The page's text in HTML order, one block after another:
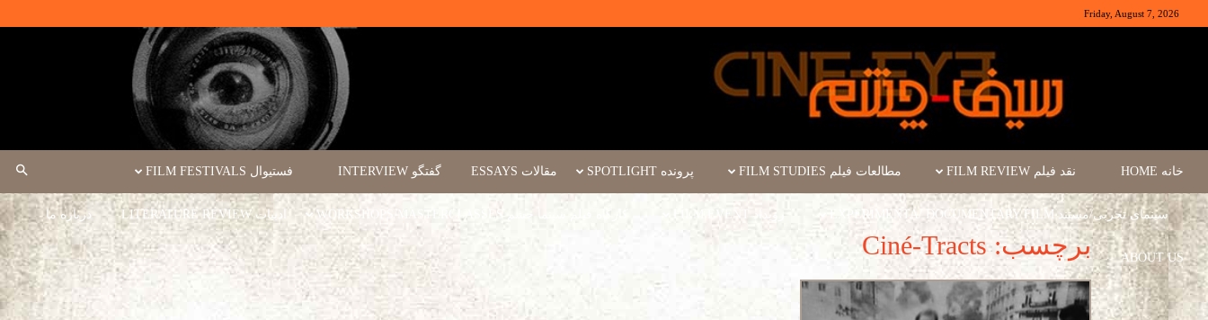
Friday, August 7, 2026
خانه HOME نقد فیلم FILM REVIEW مطالعات فیلم FILM STUDIES پرونده SPOTLIGHT مقالات ESSAYS گفتگو INTERVIEW فستیوال FILM FESTIVALS
سینمای تجربی/مستند EXPERIMENTA/ DOCUMENTARY FILM رویداد FILM EVENT کارگاه فیلم سینما چشم WORKSHOPS/MASTERCLASSES ادبیات LITERATURE REVIEW درباره ما
ABOUT US برچسب: Ciné-Tracts